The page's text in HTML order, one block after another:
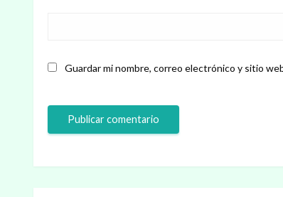
Guardar mi nombre, correo electrónico y sitio